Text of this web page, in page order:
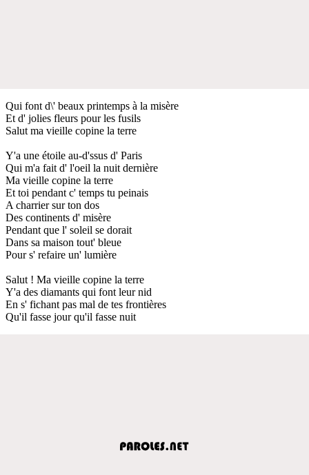
Qui font d\' beaux printemps à la misère
Et d' jolies fleurs pour les fusils
Salut ma vieille copine la terre
Y'a une étoile au-d'ssus d' Paris
Qui m'a fait d' l'oeil la nuit dernière
Ma vieille copine la terre
Et toi pendant c' temps tu peinais
A charrier sur ton dos
Des continents d' misère
Pendant que l' soleil se dorait
Dans sa maison tout' bleue
Pour s' refaire un' lumière
Salut ! Ma vieille copine la terre
Y'a des diamants qui font leur nid
En s' fichant pas mal de tes frontières
Qu'il fasse jour qu'il fasse nuit